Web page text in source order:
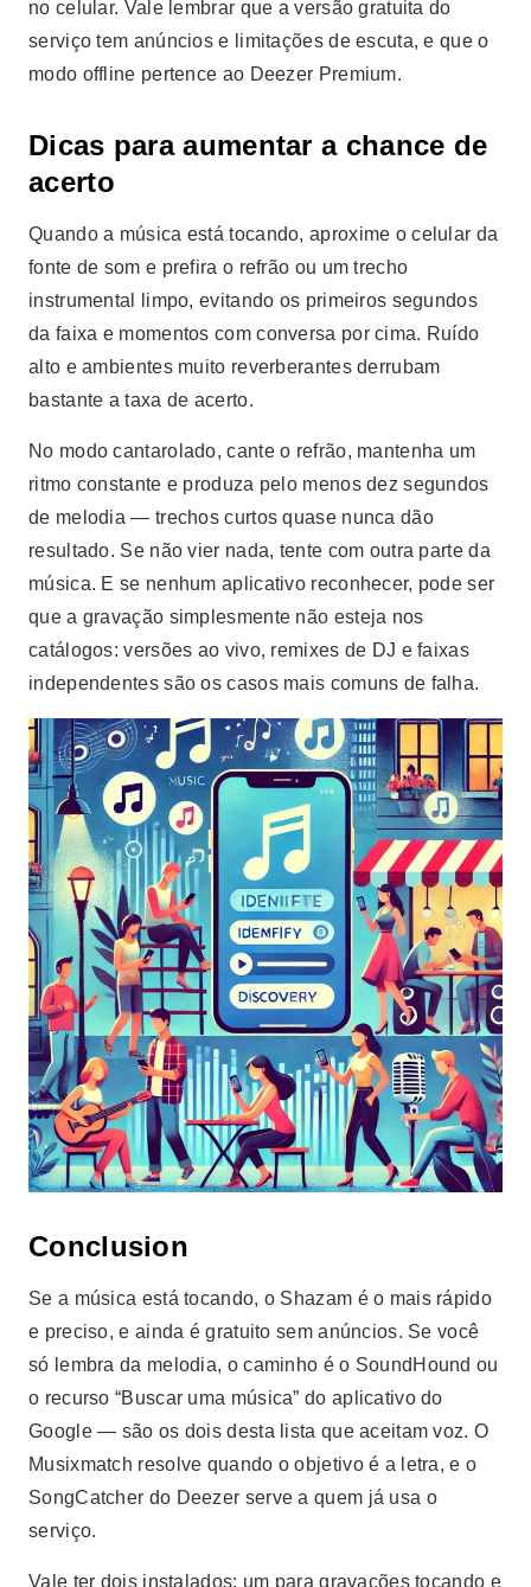
no celular. Vale lembrar que a versão gratuita do
serviço tem anúncios e limitações de escuta, e que o
modo offline pertence ao Deezer Premium.
Dicas para aumentar a chance de
acerto
Quando a música está tocando, aproxime o celular da
fonte de som e prefira o refrão ou um trecho
instrumental limpo, evitando os primeiros segundos
da faixa e momentos com conversa por cima. Ruído
alto e ambientes muito reverberantes derrubam
bastante a taxa de acerto.
No modo cantarolado, cante o refrão, mantenha um
ritmo constante e produza pelo menos dez segundos
de melodia — trechos curtos quase nunca dão
resultado. Se não vier nada, tente com outra parte da
música. E se nenhum aplicativo reconhecer, pode ser
que a gravação simplesmente não esteja nos
catálogos: versões ao vivo, remixes de DJ e faixas
independentes são os casos mais comuns de falha.
Conclusion
Se a música está tocando, o Shazam é o mais rápido
e preciso, e ainda é gratuito sem anúncios. Se você
só lembra da melodia, o caminho é o SoundHound ou
o recurso “Buscar uma música” do aplicativo do
Google — são os dois desta lista que aceitam voz. O
Musixmatch resolve quando o objetivo é a letra, e o
SongCatcher do Deezer serve a quem já usa o
serviço.
Vale ter dois instalados: um para gravações tocando e